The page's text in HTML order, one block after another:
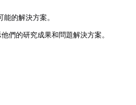
的解決方案。
們的研究成果和問題解決方案。